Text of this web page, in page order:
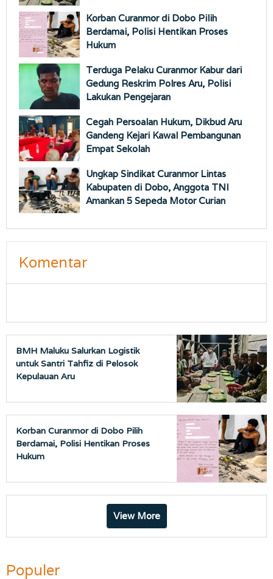
Korban Curanmor di Dobo Pilih
Berdamai, Polisi Hentikan Proses
Hukum
Terduga Pelaku Curanmor Kabur dari
Gedung Reskrim Polres Aru, Polisi
Lakukan Pengejaran
Cegah Persoalan Hukum, Dikbud Aru
Gandeng Kejari Kawal Pembangunan
Empat Sekolah
Ungkap Sindikat Curanmor Lintas
Kabupaten di Dobo, Anggota TNI
Amankan 5 Sepeda Motor Curian
Komentar
BMH Maluku Salurkan Logistik
untuk Santri Tahfiz di Pelosok
Kepulauan Aru
Korban Curanmor di Dobo Pilih
Berdamai, Polisi Hentikan Proses
Hukum
View More
Populer